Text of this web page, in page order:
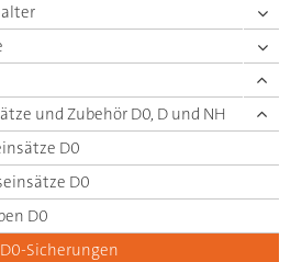
und Zubehör D0, D und NH
D0
D0
D0
Sicherungen